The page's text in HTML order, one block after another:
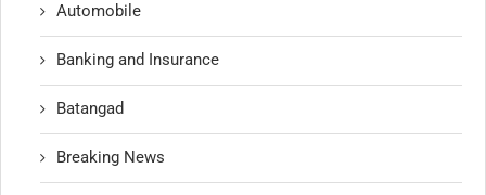
Automobile
Banking and Insurance
Batangad
Breaking News